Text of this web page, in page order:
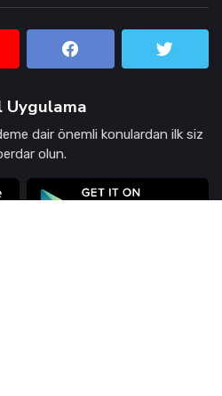
Uygulama
dair önemli konulardan ilk siz
olun.